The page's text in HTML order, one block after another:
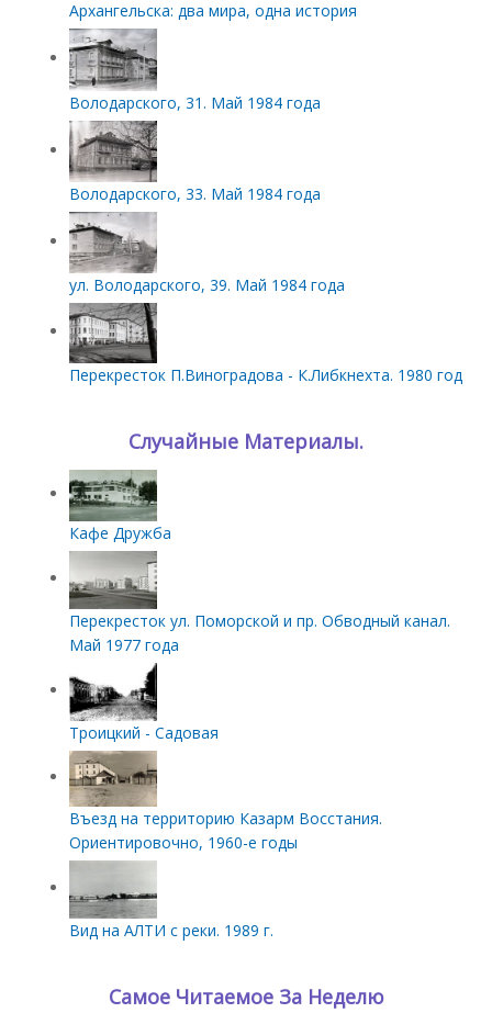
Архангельска: два мира, одна история
Володарского, 31. Май 1984 года
Володарского, 33. Май 1984 года
ул. Володарского, 39. Май 1984 года
Перекресток П.Виноградова - К.Либкнехта. 1980 год
Случайные Материалы.
Кафе Дружба
Перекресток ул. Поморской и пр. Обводный канал.
Май 1977 года
Троицкий - Садовая
Въезд на территорию Казарм Восстания.
Ориентировочно, 1960-е годы
Вид на АЛТИ с реки. 1989 г.
Самое Читаемое За Неделю